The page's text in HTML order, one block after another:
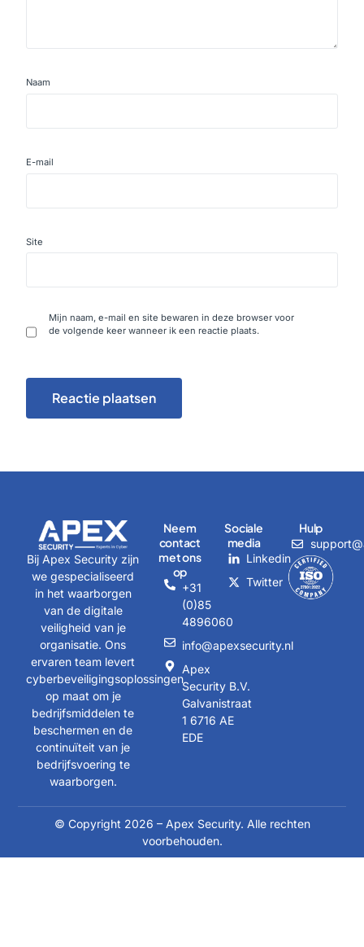
Naam
E-mail
Site
Mijn naam, e-mail en site bewaren in deze browser voor
de volgende keer wanneer ik een reactie plaats.
Bij Apex Security zijn
we gespecialiseerd
in het waarborgen
van de digitale
veiligheid van je
organisatie. Ons
ervaren team levert
cyberbeveiligingsoplossingen
op maat om je
bedrijfsmiddelen te
beschermen en de
continuïteit van je
bedrijfsvoering te
waarborgen.
Neem
contact
met ons
op
+31
(0)85
4896060
info@apexsecurity.nl
Apex
Security B.V.
Galvanistraat
1 6716 AE
EDE
Sociale
media
Linkedin
Twitter
Hulp
© Copyright 2026 – Apex Security. Alle rechten
voorbehouden.